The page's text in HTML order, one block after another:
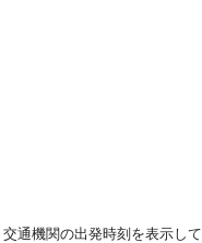
通機関の出発時刻を表示して